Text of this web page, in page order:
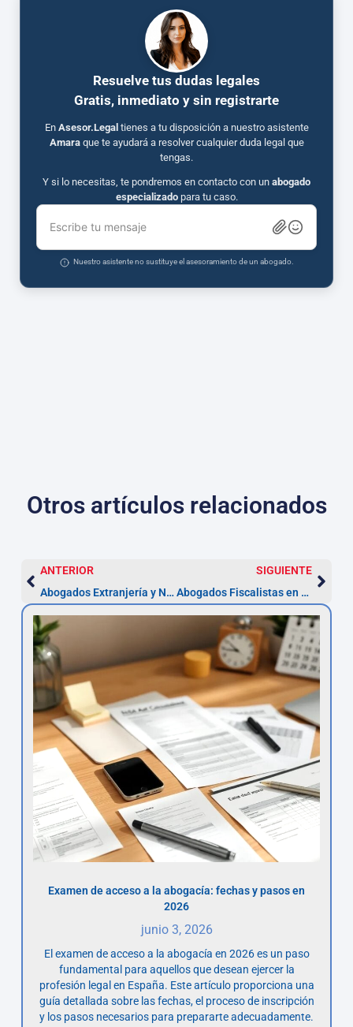
Resuelve tus dudas legales
Gratis, inmediato y sin registrarte
En Asesor.Legal tienes a tu disposición a nuestro asistente
Amaraque te ayudará a resolver cualquier duda legal que
tengas.
Y si lo necesitas, te pondremos en contacto con un abogado
especializadopara tu caso.
Escribe tu mensaje
Nuestro asistente no sustituye el asesoramiento de un abogado.
Otros artículos relacionados
ANTERIOR
Abogados Extranjería y Nacionalidad en Marbella
SIGUIENTE
Abogados Fiscalistas en Marbella: plazos y soluciones
Examen de acceso a la abogacía: fechas y pasos en
2026
junio 3, 2026
El examen de acceso a la abogacía en 2026 es un paso
fundamental para aquellos que desean ejercer la
profesión legal en España. Este artículo proporciona una
guía detallada sobre las fechas, el proceso de inscripción
y los pasos necesarios para prepararte adecuadamente.